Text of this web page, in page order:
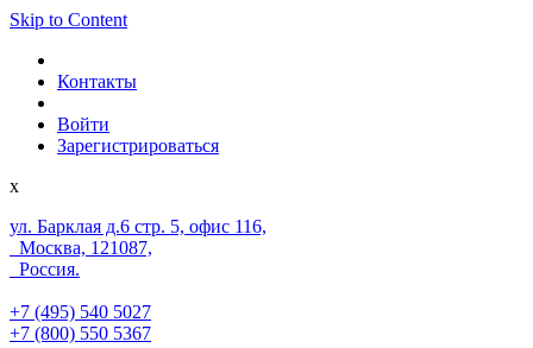
Skip to Content
Контакты
Войти
Зарегистрироваться
x
ул. Барклая д.6 стр. 5, офис 116,
Москва, 121087,
Россия.
+7 (495) 540 5027
+7 (800) 550 5367